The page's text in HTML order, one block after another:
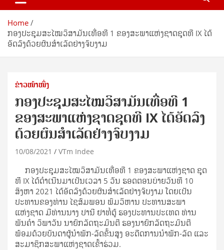
Home
ກອງປະຊຸມສະໄໝວິສາມັນເທື່ອທີ 1 ຂອງສະພາແຫ່ງຊາດຊຸດທີ IX ໄດ້
ອັດລົງດ້ວຍຜົນສໍາເລັດຢ່າງຈົບງາມ
ຂ່າວໜ້າໜຶ່ງ
ກອງປະຊຸມສະໄໝວິສາມັນເທື່ອທີ 1
ຂອງສະພາແຫ່ງຊາດຊຸດທີ IX ໄດ້ອັດລົງ
ດ້ວຍຜົນສໍາເລັດຢ່າງຈົບງາມ
10/08/2021 VTm Indee
ກອງປະຊຸມສະໄໝວິສາມັນເທື່ອທີ 1 ຂອງສະພາແຫ່ງຊາດ ຊຸດ
ທີ IX ໄດ້ດໍາເນີນມາເປັນເວລາ 5 ວັນ ຮອດຕອນບ່າຍວັນທີ 10
ສິງຫາ 2021 ໄດ້ອັດລົງດ້ວຍຜົນສໍາເລັດຢ່າງຈົບງາມ ໂດຍເປັນ
ປະທານຂອງທ່ານ ໄຊສົມພອນ ພົມວິຫານ ປະທານສະພາ
ແຫ່ງຊາດ ມີທ່ານນາງ ປານີ ຢາທໍ່ຕູ້ ຮອງປະທານປະເທດ ທ່ານ
ພັນຄໍາ ວິພາວັນ ນາຍົກລັດຖະມົນຕີ ຮອງນາຍົກລັດຖະມົນຕີ
ພ້ອມດ້ວຍບັນດາຜູ້ນໍາພັກ-ລັດຂັ້ນສູງ ອະດີດການນໍາພັກ-ລັດ ແລະ
ສະມາຊິກສະພາແຫ່ງຊາດເຂົ້າຮ່ວມ.